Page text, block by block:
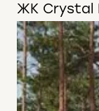
63 м2
ЖК Crystal